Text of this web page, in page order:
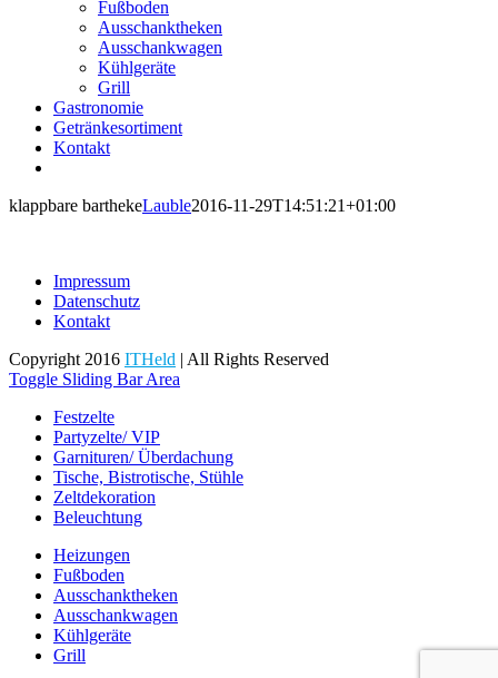
Fußboden
Ausschanktheken
Ausschankwagen
Kühlgeräte
Grill
Gastronomie
Getränkesortiment
Kontakt
klappbare barthekeLauble2016-11-29T14:51:21+01:00
Impressum
Datenschutz
Kontakt
Copyright 2016 ITHeld | All Rights Reserved
Toggle Sliding Bar Area
Festzelte
Partyzelte/ VIP
Garnituren/ Überdachung
Tische, Bistrotische, Stühle
Zeltdekoration
Beleuchtung
Heizungen
Fußboden
Ausschanktheken
Ausschankwagen
Kühlgeräte
Grill